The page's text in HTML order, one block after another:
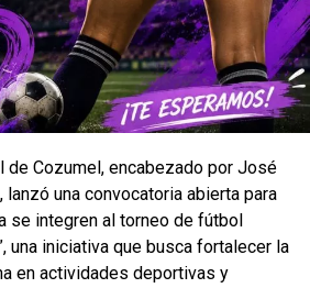
de Cozumel, encabezado por José
lanzó una convocatoria abierta para
se integren al torneo de fútbol
una iniciativa que busca fortalecer la
en actividades deportivas y